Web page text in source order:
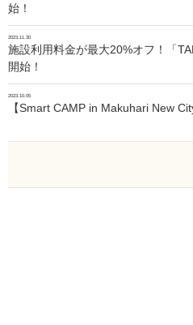
始！
2023.11.30
施設利用料金が最大20%オフ！「
開始！
2023.10.05
【Smart CAMP in Makuhari New